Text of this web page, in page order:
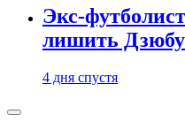
Экс-
лишить Дзюбу
4 дня спустя